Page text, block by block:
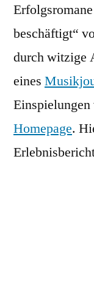
beschäftigt“
durch witzige
eines
Einspielungen
Homepage.